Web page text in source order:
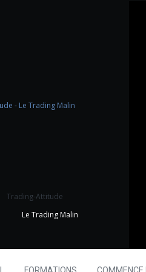
Trading-Attitude
Le Trading Malin